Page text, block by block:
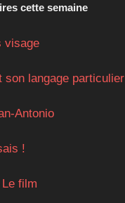
cette semaine
visage
son langage particulier
Antonio
!
film